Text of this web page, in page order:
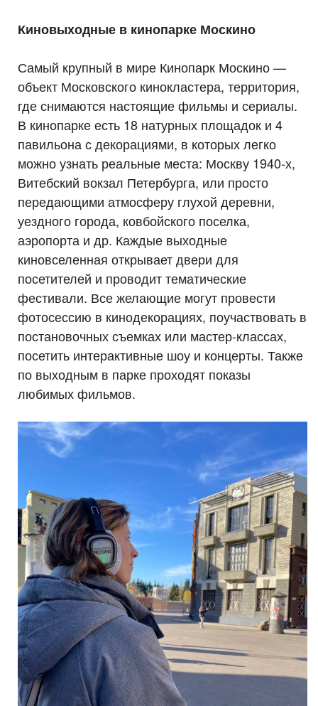
Киновыходные в кинопарке Москино
Самый крупный в мире Кинопарк Москино —
объект Московского кинокластера, территория,
где снимаются настоящие фильмы и сериалы.
В кинопарке есть 18 натурных площадок и 4
павильона с декорациями, в которых легко
можно узнать реальные места: Москву 1940-х,
Витебский вокзал Петербурга, или просто
передающими атмосферу глухой деревни,
уездного города, ковбойского поселка,
аэропорта и др. Каждые выходные
киновселенная открывает двери для
посетителей и проводит тематические
фестивали. Все желающие могут провести
фотосессию в кинодекорациях, поучаствовать в
постановочных съемках или мастер-классах,
посетить интерактивные шоу и концерты. Также
по выходным в парке проходят показы
любимых фильмов.